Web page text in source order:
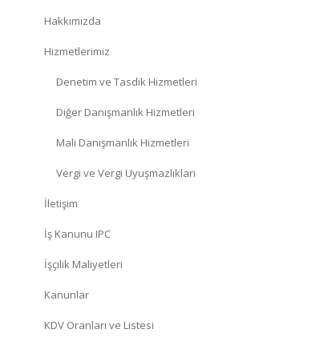
Hakkımızda
Hizmetlerimiz
Denetim ve Tasdik Hizmetleri
Diğer Danışmanlık Hizmetleri
Mali Danışmanlık Hizmetleri
Vergi ve Vergi Uyuşmazlıkları
İletişim
İş Kanunu IPC
İşçilik Maliyetleri
Kanunlar
KDV Oranları ve Listesi